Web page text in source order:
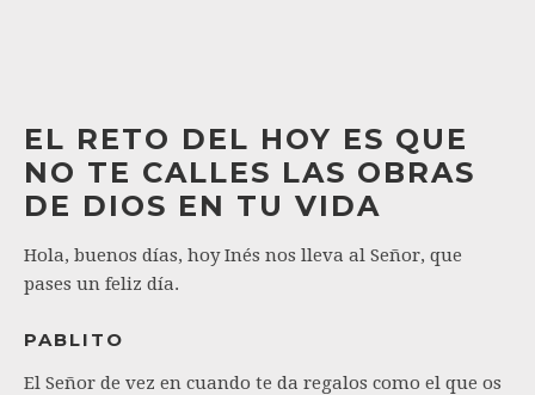
EL RETO DEL HOY ES QUE
NO TE CALLES LAS OBRAS
DE DIOS EN TU VIDA
Hola, buenos días, hoy Inés nos lleva al Señor, que
pases un feliz día.
PABLITO
El Señor de vez en cuando te da regalos como el que os